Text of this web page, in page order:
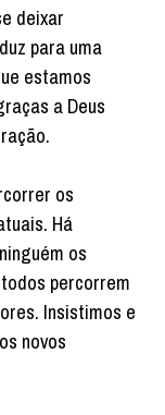
deixar
para uma
estamos
a Deus
os
Há
os
percorrem
Insistimos e
novos